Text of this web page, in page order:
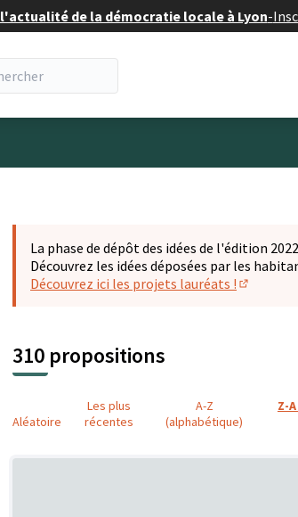
de la démocratie locale à Lyon-
La phase de dépôt des idées de l'édition
Découvrez les idées déposées par les
Découvrez ici les projets lauréats !
310 propositions
Aléatoire
Les plus
récentes
A-Z
(alphabétique)
Z-